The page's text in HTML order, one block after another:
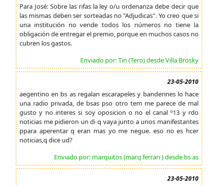
Para José: Sobre las rifas la ley o/u ordenanza debe decir que
las mismas deben ser sorteadas no "Adjudicas". Yo creo que si
una institución no vende todos los números no tiene la
obligación de entregar el premio, porque en muchos casos no
cubren los gastos.
Enviado por: Tin (Tero) desde Villa Brosky
23-05-2010
aegentino en bs as regalan escarapeles y banderines lo hace
una radio privada, de bsas pso otro tem me parece de mal
gusto y no interes si soy oposicion o no el canal º13 y rdo
noticias me pidieron un di q vaya junto a unos manifestantes
ppara aperentar q eran mas yo me negue. eso no es hcer
noticias,q dice ud?
Enviado por: marquitos (marq ferrari ) desde bs as
23-05-2010